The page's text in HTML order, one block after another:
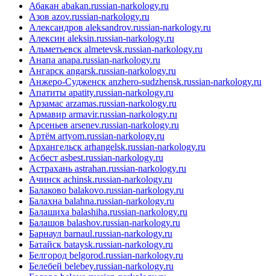
Абакан abakan.russian-narkology.ru
Азов azov.russian-narkology.ru
Александров aleksandrov.russian-narkology.ru
Алексин aleksin.russian-narkology.ru
Альметьевск almetevsk.russian-narkology.ru
Анапа anapa.russian-narkology.ru
Ангарск angarsk.russian-narkology.ru
Анжеро-Судженск anzhero-sudzhensk.russian-narkology.ru
Апатиты apatity.russian-narkology.ru
Арзамас arzamas.russian-narkology.ru
Армавир armavir.russian-narkology.ru
Арсеньев arsenev.russian-narkology.ru
Артём artyom.russian-narkology.ru
Архангельск arhangelsk.russian-narkology.ru
Асбест asbest.russian-narkology.ru
Астрахань astrahan.russian-narkology.ru
Ачинск achinsk.russian-narkology.ru
Балаково balakovo.russian-narkology.ru
Балахна balahna.russian-narkology.ru
Балашиха balashiha.russian-narkology.ru
Балашов balashov.russian-narkology.ru
Барнаул barnaul.russian-narkology.ru
Батайск bataysk.russian-narkology.ru
Белгород belgorod.russian-narkology.ru
Белебей belebey.russian-narkology.ru